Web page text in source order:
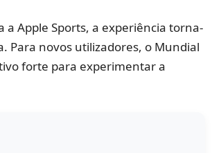
a Apple Sports, a experiência torna-
Para novos utilizadores, o Mundial
forte para experimentar a